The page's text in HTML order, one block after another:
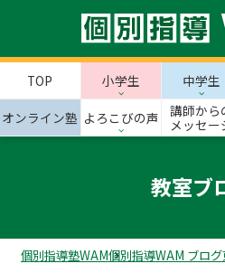
TOP 小学生 中学生
オンライン塾 よろこびの声
講師から
メッセー
教室ブ
個別指導塾WAM個別指導WAM ブログ